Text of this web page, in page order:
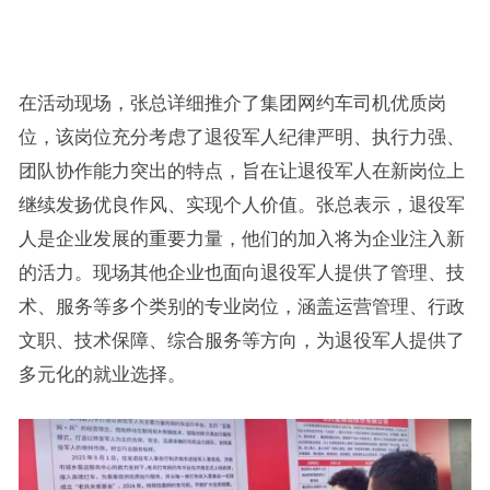
在活动现场，张总详细推介了集团网约车司机优质岗
位，该岗位充分考虑了退役军人纪律严明、执行力强、
团队协作能力突出的特点，旨在让退役军人在新岗位上
继续发扬优良作风、实现个人价值。张总表示，退役军
人是企业发展的重要力量，他们的加入将为企业注入新
的活力。现场其他企业也面向退役军人提供了管理、技
术、服务等多个类别的专业岗位，涵盖运营管理、行政
文职、技术保障、综合服务等方向，为退役军人提供了
多元化的就业选择。